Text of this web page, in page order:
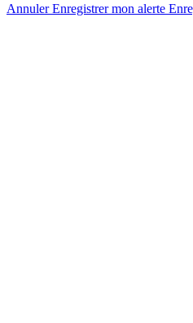
AnnulerEnregistrer mon alerte